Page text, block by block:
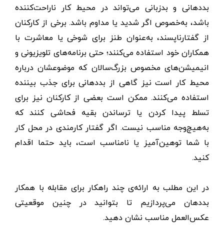
بددهانی و بدزبانی می‌تواند در محیط کار ناراحت‌کننده
باشد، به‌خصوص اگر شدید یا مداوم باشد. برخی از کارکنان
از گفتارناپسند، به‌عنوان طنز برای شوخی یا معاشرت با
همکاران خود استفاده می‌‌کنند؛ حتی برنامه‌های تلویزیونی و
انیمیشن‌های مخصوص بزرگ‌سالان که موضوعشان درباره
محیط کار است نیز گاهی از بددهانی برای جذب بیننده
استفاده می‌کنند. ممکن است بعضی از کارکنان نیز برای
تسلط‌ پیدا کردن یا ترساندن بقیه فحاشی کنند که
به‌هیچ‌وجه مناسب نیست. اگر گفتار کارمندی در محل کار
با شما توهین‌آمیز یا نامناسب است، باید حتما اقدام
کنید.
در این مطلب به ارائه‌ی چند راهکار برای مقابله با همکار
بددهان می‌پردازیم تا بتوانید در چنین موقعیتی
عکس‌العمل مناسب نشان دهید.